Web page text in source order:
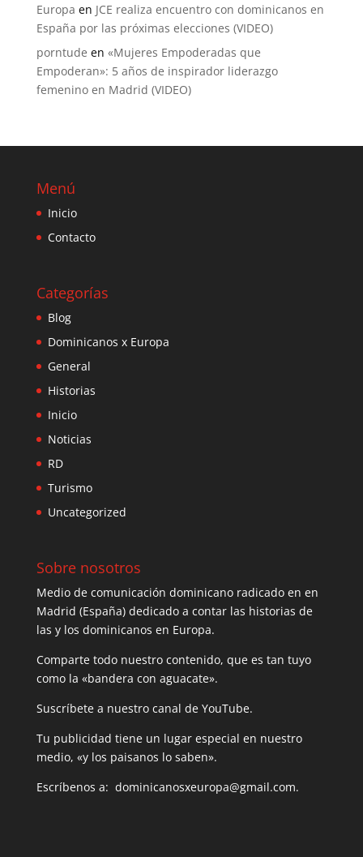
Europa en JCE realiza encuentro con dominicanos en
España por las próximas elecciones (VIDEO)
porntude en «Mujeres Empoderadas que
Empoderan»: 5 años de inspirador liderazgo
femenino en Madrid (VIDEO)
Menú
Inicio
Contacto
Categorías
Blog
Dominicanos x Europa
General
Historias
Inicio
Noticias
RD
Turismo
Uncategorized
Sobre nosotros
Medio de comunicación dominicano radicado en en
Madrid (España) dedicado a contar las historias de
las y los dominicanos en Europa.
Comparte todo nuestro contenido, que es tan tuyo
como la «bandera con aguacate».
Suscríbete a nuestro canal de YouTube.
Tu publicidad tiene un lugar especial en nuestro
medio, «y los paisanos lo saben».
Escríbenos a: dominicanosxeuropa@gmail.com.